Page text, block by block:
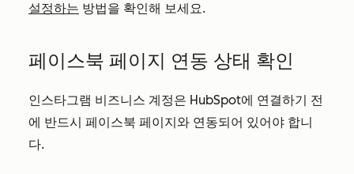
설정하는 방법을 확인해 보세요.
페이스북 페이지 연동 상태 확인
인스타그램 비즈니스 계정은 HubSpot에 연결하기 전
에 반드시 페이스북 페이지와 연동되어 있어야 합니
다.